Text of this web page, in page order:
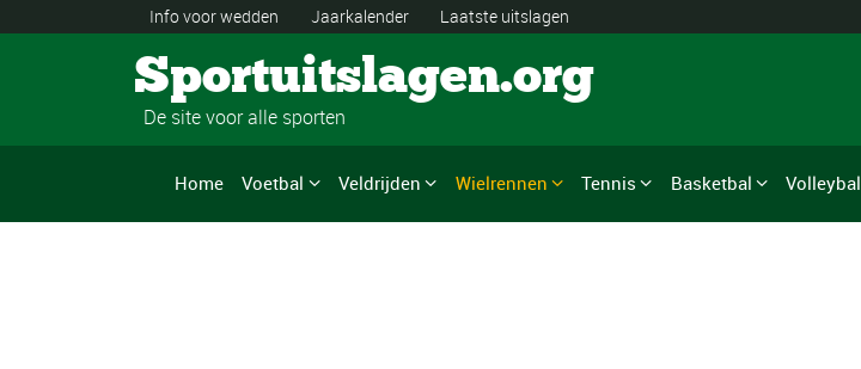
Info voor wedden Jaarkalender Laatste uitslagen
Sportuitslagen.org
De site voor alle sporten
Home Voetbal Veldrijden Wielrennen Tennis Basketbal Volleybal